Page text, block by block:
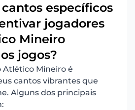
específicos
jogadores
Mineiro
jogos?
Atlético Mineiro é
cantos vibrantes que
Alguns dos principais